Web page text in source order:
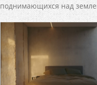
поднимающихся над